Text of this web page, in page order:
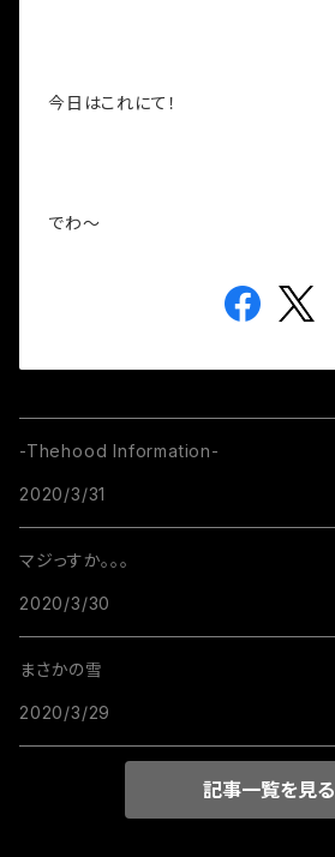
今日はこれにて！
でわ～
-Thehood Information-
2020/3/31
マジっすか。。。
2020/3/30
まさかの雪
2020/3/29
記事一覧を見る